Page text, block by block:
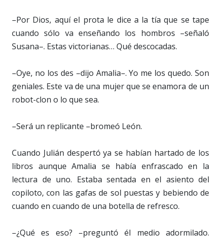
–Por Dios, aquí el prota le dice a la tía que se tape
cuando sólo va enseñando los hombros –señaló
Susana–. Estas victorianas… Qué descocadas.
–Oye, no los des –dijo Amalia–. Yo me los quedo. Son
geniales. Este va de una mujer que se enamora de un
robot-clon o lo que sea.
–Será un replicante –bromeó León.
Cuando Julián despertó ya se habían hartado de los
libros aunque Amalia se había enfrascado en la
lectura de uno. Estaba sentada en el asiento del
copiloto, con las gafas de sol puestas y bebiendo de
cuando en cuando de una botella de refresco.
–¿Qué es eso? –preguntó él medio adormilado.